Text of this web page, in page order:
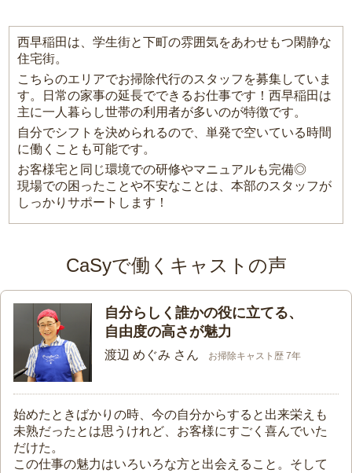
西早稲田は、学生街と下町の雰囲気をあわせもつ閑静な
住宅街。
こちらのエリアでお掃除代行のスタッフを募集していま
す。日常の家事の延長でできるお仕事です！西早稲田は
主に一人暮らし世帯の利用者が多いのが特徴です。
自分でシフトを決められるので、単発で空いている時間
に働くことも可能です。
お客様宅と同じ環境での研修やマニュアルも完備◎
現場での困ったことや不安なことは、本部のスタッフが
しっかりサポートします！
CaSyで働くキャストの声
自分らしく誰かの役に立てる、
自由度の高さが魅力
渡辺 めぐみ さん お掃除キャスト歴 7年
始めたときばかりの時、今の自分からすると出来栄えも
未熟だったとは思うけれど、お客様にすごく喜んでいた
だけた。
この仕事の魅力はいろいろな方と出会えること。そして